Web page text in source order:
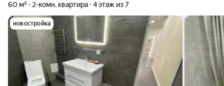
60 м² 2-комн. квартира 4 этаж из 7
новостройка